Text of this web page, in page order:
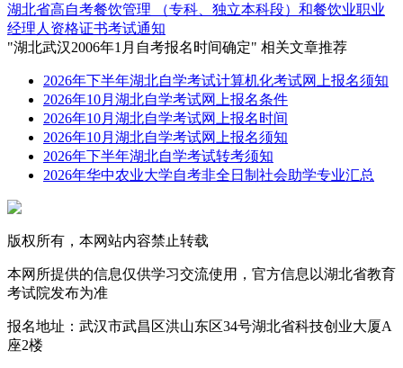
湖北省高自考餐饮管理 （专科、独立本科段）和餐饮业职业
经理人资格证书考试通知
"湖北武汉2006年1月自考报名时间确定" 相关文章推荐
2026年下半年湖北自学考试计算机化考试网上报名须知
2026年10月湖北自学考试网上报名条件
2026年10月湖北自学考试网上报名时间
2026年10月湖北自学考试网上报名须知
2026年下半年湖北自学考试转考须知
2026年华中农业大学自考非全日制社会助学专业汇总
版权所有，本网站内容禁止转载
本网所提供的信息仅供学习交流使用，官方信息以湖北省教育
考试院发布为准
报名地址：武汉市武昌区洪山东区34号湖北省科技创业大厦A
座2楼